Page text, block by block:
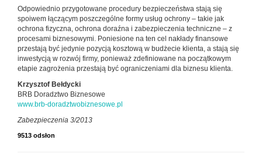
Odpowiednio przygotowane procedury bezpieczeństwa stają się
spoiwem łączącym poszczególne formy usług ochrony – takie jak
ochrona fizyczna, ochrona doraźna i zabezpieczenia techniczne – z
procesami biznesowymi. Poniesione na ten cel nakłady finansowe
przestają być jedynie pozycją kosztową w budżecie klienta, a stają się
inwestycją w rozwój firmy, ponieważ zdefiniowane na początkowym
etapie zagrożenia przestają być ograniczeniami dla biznesu klienta.
Krzysztof Bełdycki
BRB Doradztwo Biznesowe
www.brb-doradztwobiznesowe.pl
Zabezpieczenia 3/2013
9513 odsłon